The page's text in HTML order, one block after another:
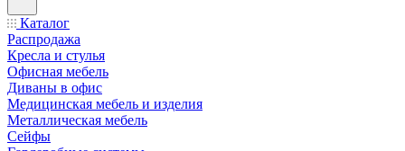
Каталог
Распродажа
Кресла и стулья
Офисная мебель
Диваны в офис
Медицинская мебель и изделия
Металлическая мебель
Сейфы